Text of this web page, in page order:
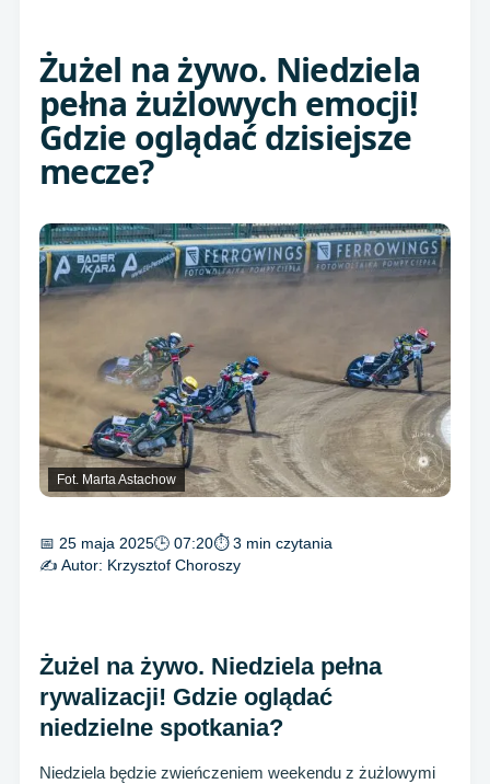
Żużel na żywo. Niedziela
pełna żużlowych emocji!
Gdzie oglądać dzisiejsze
mecze?
Fot. Marta Astachow
📅 25 maja 2025🕒 07:20⏱ 3 min czytania
✍️ Autor: Krzysztof Choroszy
Żużel na żywo. Niedziela pełna
rywalizacji! Gdzie oglądać
niedzielne spotkania?
Niedziela będzie zwieńczeniem weekendu z żużlowymi